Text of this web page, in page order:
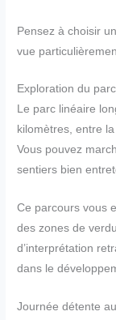
Pensez à choisir
vue
Exploration du
Le parc linéaire
kilomètres, entre
Vous pouvez
sentiers bien
Ce parcours vous
des zones de
d’interprétation
dans le
Journée détente